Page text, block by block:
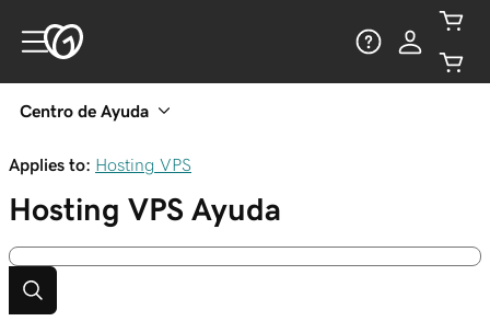
Centro de Ayuda
Applies to: Hosting VPS
Hosting VPS Ayuda